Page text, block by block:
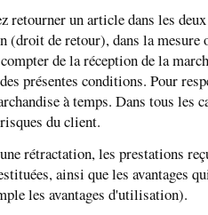
retourner un article dans les
(droit de retour), dans la mesure
de la réception de la
présentes conditions. Pour
à temps. Dans tous les
du client.
rétractation, les prestations
ainsi que les avantages
les avantages d'utilisation).